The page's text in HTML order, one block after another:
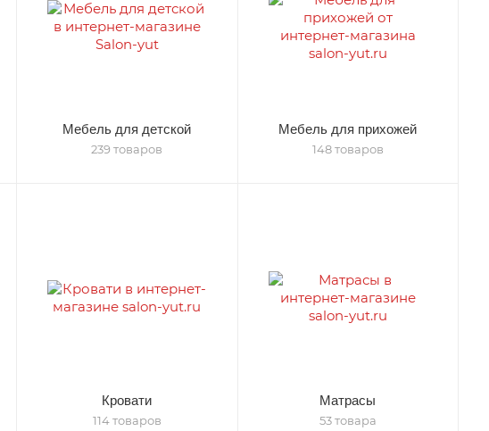
Мебель для детской
239 товаров
Мебель для прихожей
148 товаров
Кровати
114 товаров
Матрасы
53 товара